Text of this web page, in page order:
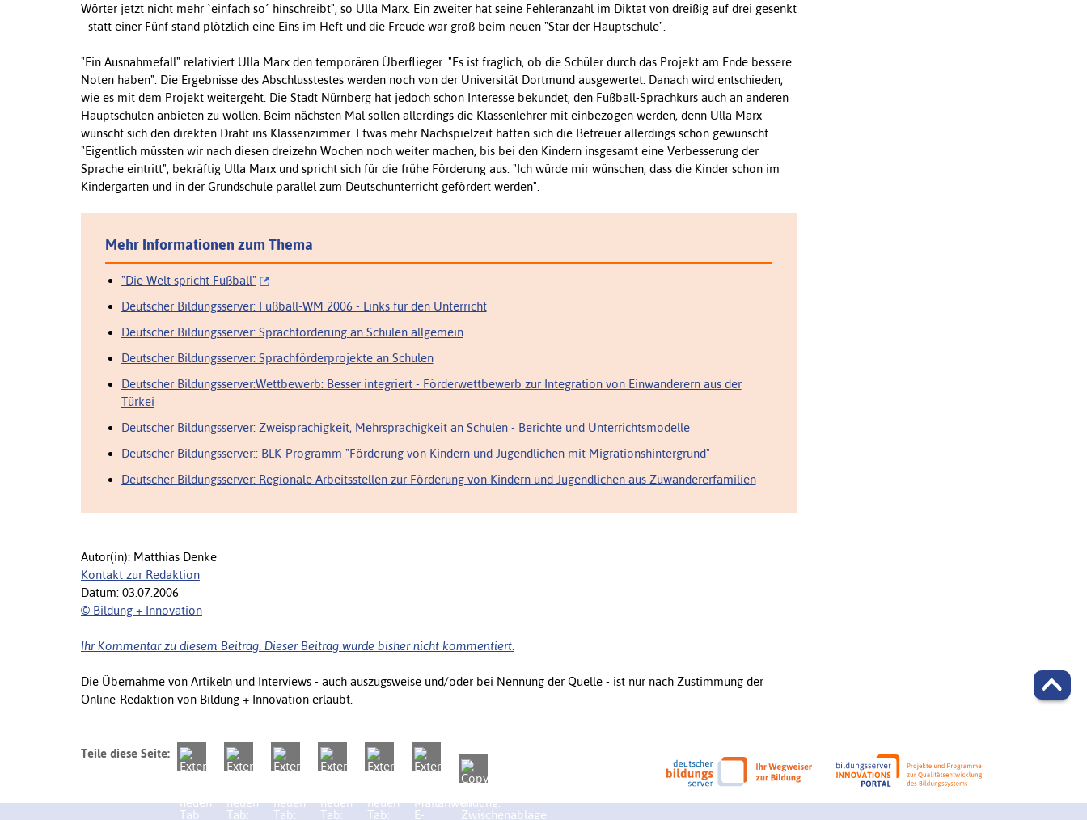
Wörter jetzt nicht mehr `einfach so´ hinschreibt", so Ulla Marx. Ein zweiter hat seine Fehleranzahl im Diktat von dreißig auf drei gesenkt
- statt einer Fünf stand plötzlich eine Eins im Heft und die Freude war groß beim neuen "Star der Hauptschule".
"Ein Ausnahmefall" relativiert Ulla Marx den temporären Überflieger. "Es ist fraglich, ob die Schüler durch das Projekt am Ende bessere
Noten haben". Die Ergebnisse des Abschlusstestes werden noch von der Universität Dortmund ausgewertet. Danach wird entschieden,
wie es mit dem Projekt weitergeht. Die Stadt Nürnberg hat jedoch schon Interesse bekundet, den Fußball-Sprachkurs auch an anderen
Hauptschulen anbieten zu wollen. Beim nächsten Mal sollen allerdings die Klassenlehrer mit einbezogen werden, denn Ulla Marx
wünscht sich den direkten Draht ins Klassenzimmer. Etwas mehr Nachspielzeit hätten sich die Betreuer allerdings schon gewünscht.
"Eigentlich müssten wir nach diesen dreizehn Wochen noch weiter machen, bis bei den Kindern insgesamt eine Verbesserung der
Sprache eintritt", bekräftig Ulla Marx und spricht sich für die frühe Förderung aus. "Ich würde mir wünschen, dass die Kinder schon im
Kindergarten und in der Grundschule parallel zum Deutschunterricht gefördert werden".
Mehr Informationen zum Thema
"Die Welt spricht Fußball"
Deutscher Bildungsserver: Fußball-WM 2006 - Links für den Unterricht
Deutscher Bildungsserver: Sprachförderung an Schulen allgemein
Deutscher Bildungsserver: Sprachförderprojekte an Schulen
Deutscher Bildungsserver:Wettbewerb: Besser integriert - Förderwettbewerb zur Integration von Einwanderern aus der
Türkei
Deutscher Bildungsserver: Zweisprachigkeit, Mehrsprachigkeit an Schulen - Berichte und Unterrichtsmodelle
Deutscher Bildungsserver:: BLK-Programm "Förderung von Kindern und Jugendlichen mit Migrationshintergrund"
Deutscher Bildungsserver: Regionale Arbeitsstellen zur Förderung von Kindern und Jugendlichen aus Zuwandererfamilien
Autor(in): Matthias Denke
Kontakt zur Redaktion
Datum: 03.07.2006
© Bildung + Innovation
Ihr Kommentar zu diesem Beitrag. Dieser Beitrag wurde bisher nicht kommentiert.
Die Übernahme von Artikeln und Interviews - auch auszugsweise und/oder bei Nennung der Quelle - ist nur nach Zustimmung der
Online-Redaktion von Bildung + Innovation erlaubt.
Teile diese Seite: